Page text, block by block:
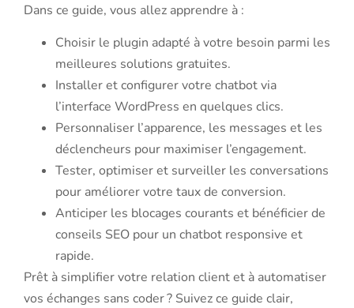
Dans ce guide, vous allez apprendre à :
Choisir le plugin adapté à votre besoin parmi les
meilleures solutions gratuites.
Installer et configurer votre chatbot via
l’interface WordPress en quelques clics.
Personnaliser l’apparence, les messages et les
déclencheurs pour maximiser l’engagement.
Tester, optimiser et surveiller les conversations
pour améliorer votre taux de conversion.
Anticiper les blocages courants et bénéficier de
conseils SEO pour un chatbot responsive et
rapide.
Prêt à simplifier votre relation client et à automatiser
vos échanges sans coder ? Suivez ce guide clair,